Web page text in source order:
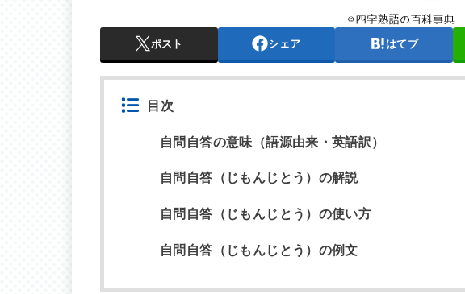
ポスト シェア はてブ
目次
自問自答の意味（語源由来・英語訳）
自問自答（じもんじとう）の解説
自問自答（じもんじとう）の使い方
自問自答（じもんじとう）の例文